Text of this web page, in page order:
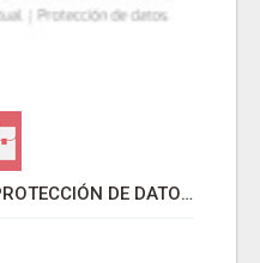
ELIZABETH TRONCOSO PROTECCIÓN DE DATOS - ISO 27001